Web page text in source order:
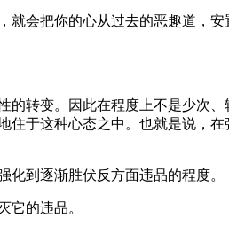
会把你的心从过去的恶趣道，安
转变。因此在程度上不是少次、
于这种心态之中。也就是说，
到逐渐胜伏反方面违品的程度。
的违品。